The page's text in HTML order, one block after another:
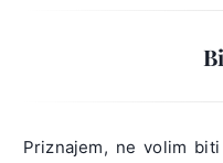
Priznajem, ne volim